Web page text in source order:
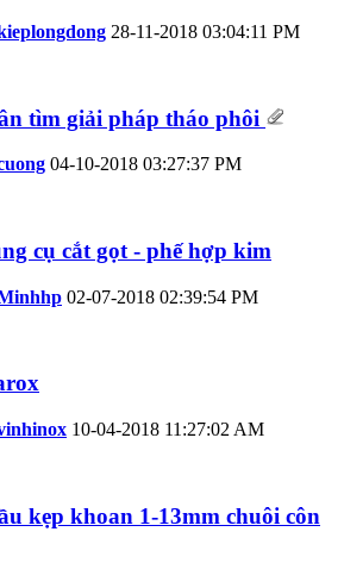
28-11-2018 03:04:11 PM
tìm giải pháp tháo phôi
04-10-2018 03:27:37 PM
cụ cắt gọt - phế hợp kim
02-07-2018 02:39:54 PM
10-04-2018 11:27:02 AM
kẹp khoan 1-13mm chuôi côn